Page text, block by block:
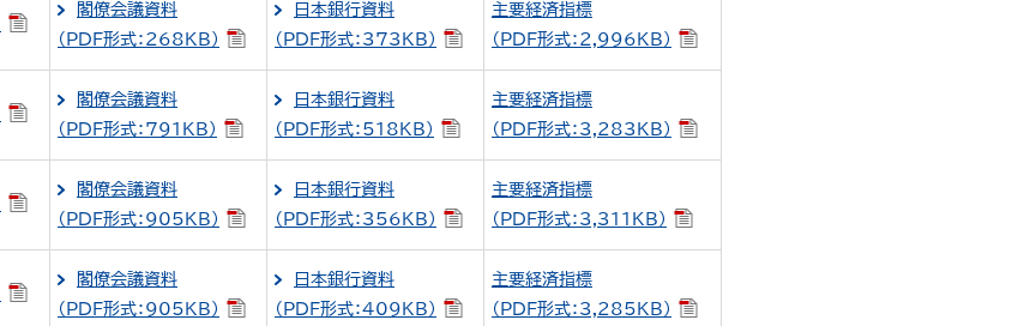
閣僚会議資料
（PDF形式：268KB）
日本銀行資料
（PDF形式：373KB）
主要経済指標
（PDF形式：2,996KB）
閣僚会議資料
（PDF形式：791KB）
日本銀行資料
（PDF形式：518KB）
主要経済指標
（PDF形式：3,283KB）
閣僚会議資料
（PDF形式：905KB）
日本銀行資料
（PDF形式：356KB）
主要経済指標
（PDF形式：3,311KB）
閣僚会議資料
（PDF形式：905KB）
日本銀行資料
（PDF形式：409KB）
主要経済指標
（PDF形式：3,285KB）